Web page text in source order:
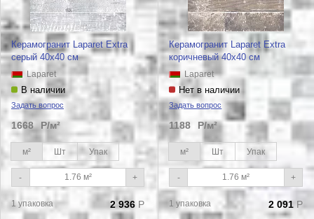
Керамогранит Laparet Extra
серый 40х40 см
Laparet
В наличии
Задать вопрос
1668 Р/м²
м² Шт Упак
- +
1 упаковка 2 936 Р
Керамогранит Laparet Extra
коричневый 40х40 см
Laparet
Нет в наличии
Задать вопрос
1188 Р/м²
м² Шт Упак
- +
1 упаковка 2 091 Р